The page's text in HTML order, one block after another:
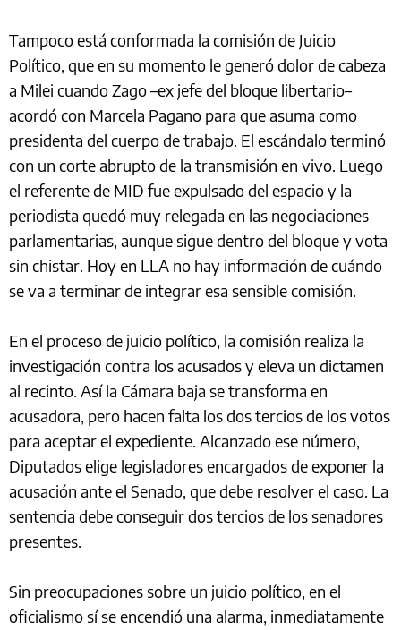
Tampoco está conformada la comisión de Juicio
Político, que en su momento le generó dolor de cabeza
a Milei cuando Zago –ex jefe del bloque libertario–
acordó con Marcela Pagano para que asuma como
presidenta del cuerpo de trabajo. El escándalo terminó
con un corte abrupto de la transmisión en vivo. Luego
el referente de MID fue expulsado del espacio y la
periodista quedó muy relegada en las negociaciones
parlamentarias, aunque sigue dentro del bloque y vota
sin chistar. Hoy en LLA no hay información de cuándo
se va a terminar de integrar esa sensible comisión.
En el proceso de juicio político, la comisión realiza la
investigación contra los acusados y eleva un dictamen
al recinto. Así la Cámara baja se transforma en
acusadora, pero hacen falta los dos tercios de los votos
para aceptar el expediente. Alcanzado ese número,
Diputados elige legisladores encargados de exponer la
acusación ante el Senado, que debe resolver el caso. La
sentencia debe conseguir dos tercios de los senadores
presentes.
Sin preocupaciones sobre un juicio político, en el
oficialismo sí se encendió una alarma, inmediatamente